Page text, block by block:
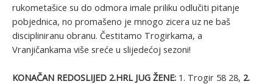
rukometašice su do odmora imale priliku odlučiti pitanje
pobjednica, no promašeno je mnogo zicera uz ne baš
discipliniranu obranu. Čestitamo Trogirkama, a
Vranjičankama više sreće u slijedećoj sezoni!
KONAČAN REDOSLIJED 2.HRL JUG ŽENE: 1. Trogir 58 28, 2.